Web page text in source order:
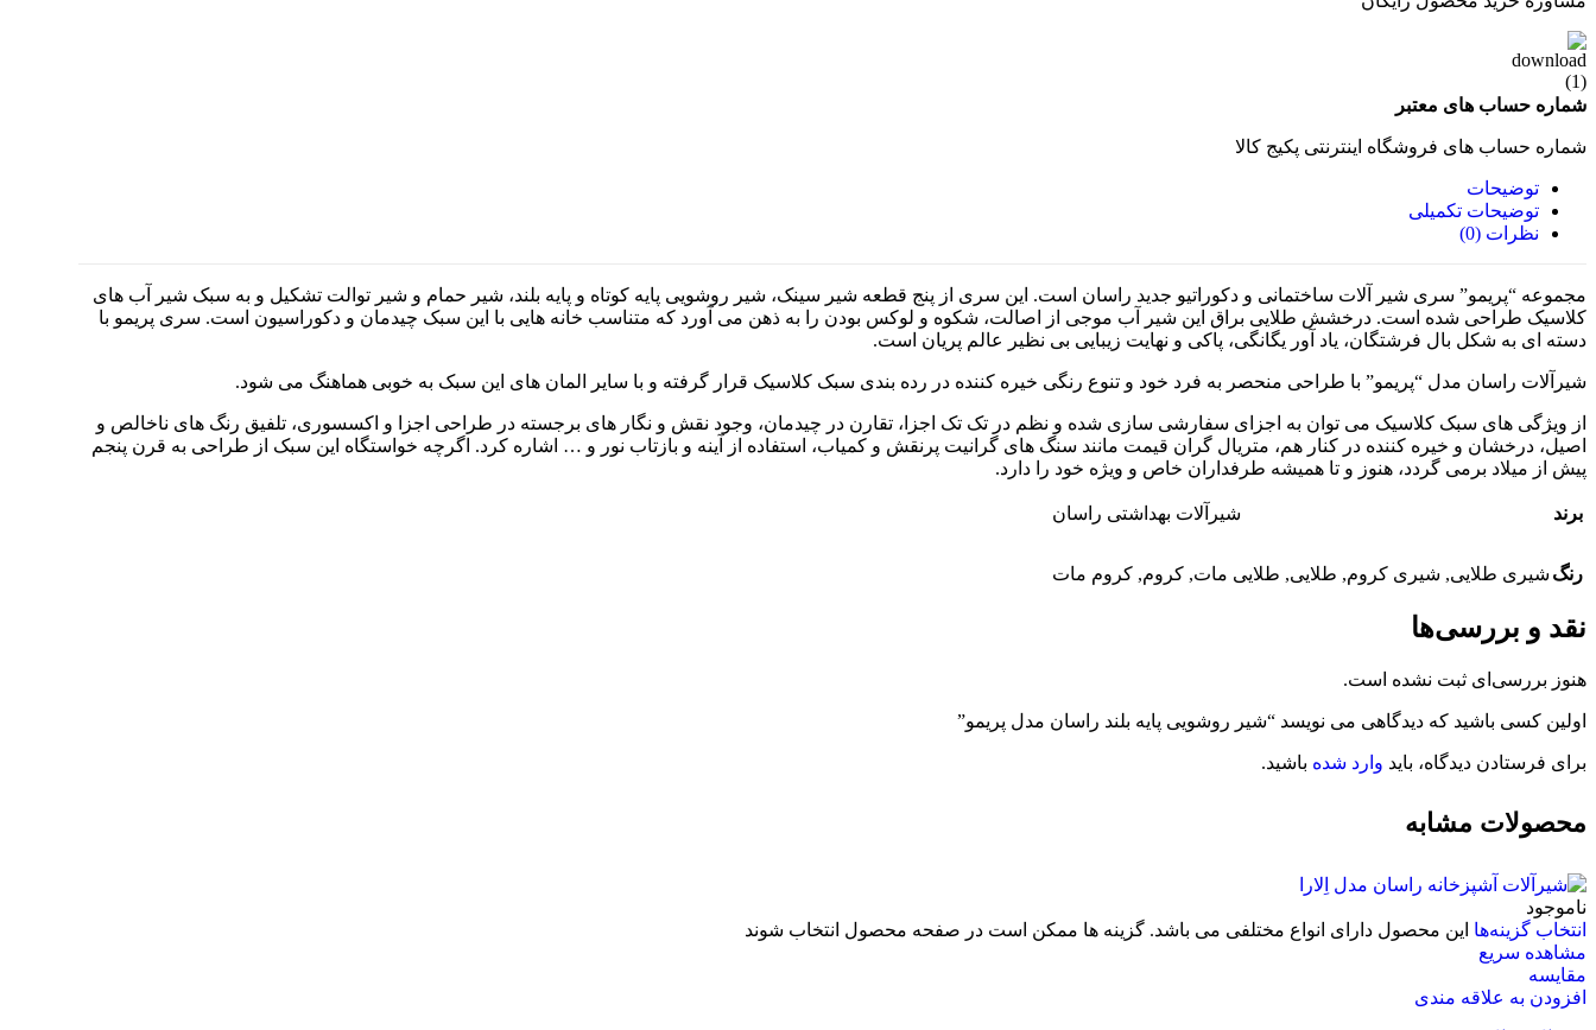
شماره حساب های معتبر
شماره حساب های فروشگاه اینترنتی پکیج کالا
توضیحات
توضیحات تکمیلی
نظرات (0)
مجموعه “پریمو” سری شیر آلات ساختمانی و دکوراتیو جدید راسان است. این سری از پنج قطعه شیر سینک، شیر روشویی پایه کوتاه و پایه بلند، شیر حمام و شیر توالت تشکیل و به سبک شیر آب های
کلاسیک طراحی شده است. درخشش طلایی براق این شیر آب موجی از اصالت، شکوه و لوکس بودن را به ذهن می آورد که متناسب خانه هایی با این سبک چیدمان و دکوراسیون است. سری پریمو با
دسته ای به شکل بال فرشتگان، یاد آور یگانگی، پاکی و نهایت زیبایی بی نظیر عالم پریان است.
شیرآلات راسان مدل “پریمو” با طراحی منحصر به فرد خود و تنوع رنگی خیره کننده در رده بندی سبک کلاسیک قرار گرفته و با سایر المان های این سبک به خوبی هماهنگ می شود.
از ویژگی های سبک کلاسیک می توان به اجزای سفارشی سازی شده و نظم در تک تک اجزا، تقارن در چیدمان، وجود نقش و نگار های برجسته در طراحی اجزا و اکسسوری، تلفیق رنگ های ناخالص و
اصیل، درخشان و خیره کننده در کنار هم، متریال گران قیمت مانند سنگ های گرانیت پرنقش و کمیاب، استفاده از آینه و بازتاب نور و … اشاره کرد. اگرچه خواستگاه این سبک از طراحی به قرن پنجم
پیش از میلاد برمی گردد، هنوز و تا همیشه طرفداران خاص و ویژه خود را دارد.
برند شیرآلات بهداشتی راسان
رنگ شیری طلایی, شیری کروم, طلایی, طلایی مات, کروم, کروم مات
نقد و بررسی‌ها
هنوز بررسی‌ای ثبت نشده است.
اولین کسی باشید که دیدگاهی می نویسد “شیر روشویی پایه بلند راسان مدل پریمو”
برای فرستادن دیدگاه، باید وارد شده باشید.
محصولات مشابه
ناموجود
انتخاب گزینه‌ها این محصول دارای انواع مختلفی می باشد. گزینه ها ممکن است در صفحه محصول انتخاب شوند
مشاهده سریع
مقایسه
افزودن به علاقه مندی